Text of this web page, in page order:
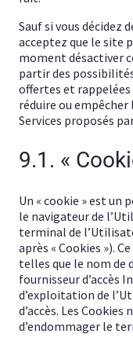
Sauf si vous décidez
acceptez que le site
moment désactiver
partir des
offertes et rappelées
réduire ou
Services proposés
9.1. «
Un « cookie » est un
le navigateur de
terminal de
après « Cookies »).
telles que le nom de
fournisseur d’accès
d’exploitation de
d’accès. Les Cookies
d’endommager le